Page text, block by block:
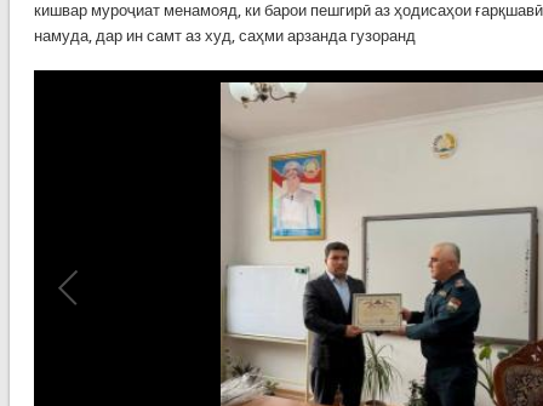
кишвар муроҷиат менамояд, ки барои пешгирӣ аз ҳодисаҳои
намуда, дар ин самт аз худ, саҳми арзанда гузоранд